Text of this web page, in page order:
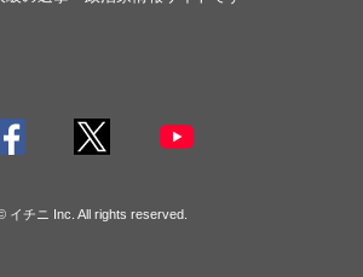
イチニ Inc. All rights reserved.